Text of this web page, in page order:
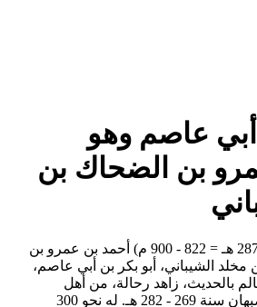
أبي عاصم وهو
بن الضحاك بن
ابن أبي عاصم (206 - 287 هـ = 822 - 900 م) أحمد بن عمرو بن
الشيباني، أبو بكر بن أبي عاصم،
بالحديث، زاهد رحالة، من أهل
البصرة. ولي قضاء أصبهان سنة 269 - 282 هـ. له نحو 300